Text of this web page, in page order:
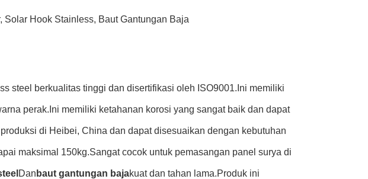
Solar Hook Stainless, Baut Gantungan Baja
steel berkualitas tinggi dan disertifikasi oleh ISO9001.Ini memiliki
perak.Ini memiliki ketahanan korosi yang sangat baik dan dapat
di Heibei, China dan dapat disesuaikan dengan kebutuhan
maksimal 150kg.Sangat cocok untuk pemasangan panel surya di
Dan baut gantungan bajakuat dan tahan lama.Produk ini